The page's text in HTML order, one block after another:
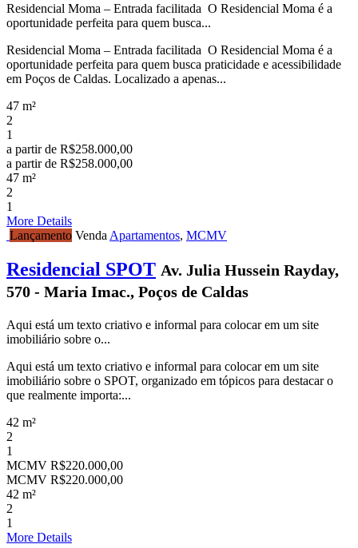
Residencial Moma – Entrada facilitada O Residencial Moma é a
oportunidade perfeita para quem busca...
Residencial Moma – Entrada facilitada O Residencial Moma é a
oportunidade perfeita para quem busca praticidade e acessibilidade
em Poços de Caldas. Localizado a apenas...
47 m²
2
1
a partir de R$258.000,00
a partir de R$258.000,00
47 m²
2
1
More Details
Lançamento Venda Apartamentos, MCMV
Residencial SPOT Av. Julia Hussein Rayday,
570 - Maria Imac., Poços de Caldas
Aqui está um texto criativo e informal para colocar em um site
imobiliário sobre o...
Aqui está um texto criativo e informal para colocar em um site
imobiliário sobre o SPOT, organizado em tópicos para destacar o
que realmente importa:...
42 m²
2
1
MCMV R$220.000,00
MCMV R$220.000,00
42 m²
2
1
More Details